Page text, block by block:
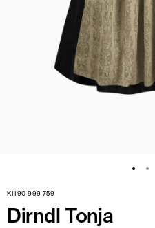
K1190-999-759
Dirndl Tonja